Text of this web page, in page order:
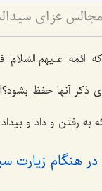
علیهم السّلام
ذکر آنها حفظ بشود؟!
به رفتن و داد و
هنگام زیارت